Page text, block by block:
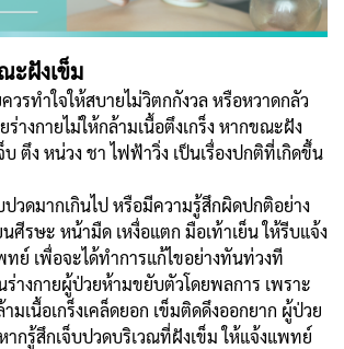
ะฝังเข็ม
รทำใจให้สบายไม่วิตกกังวล หรือหวาดกลัว
างกายไม่ให้กล้ามเนื้อตึงเกร็ง หากขณะฝัง
บ ตึง หน่วง ชา ไฟฟ้าวิ่ง เป็นเรื่องปกติที่เกิดขึ้น
วดมากเกินไป หรือมีความรู้สึกผิดปกติอย่าง
นศีรษะ หน้ามืด เหงื่อแตก มือเท้าเย็น ให้รีบแจ้ง
ย์ เพื่อจะได้ทำการแก้ไขอย่างทันท่วงที
างกายผู้ป่วยห้ามขยับตัวโดยพลการ เพราะ
มเนื้อเกร็งเคล็ดยอก เข็มติดดึงออกยาก ผู้ป่วย
ากรู้สึกเจ็บปวดบริเวณที่ฝังเข็ม ให้แจ้งแพทย์